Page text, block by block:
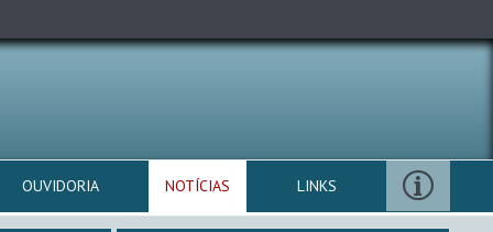
OUVIDORIA NOTÍCIAS LINKS